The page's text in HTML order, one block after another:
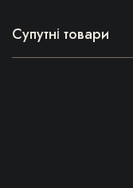
Супутні товари